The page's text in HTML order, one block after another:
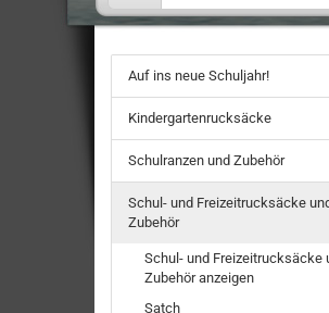
Auf ins neue Schuljahr!
Kindergartenrucksäcke
Schulranzen und Zubehör
Schul- und Freizeitrucksäcke
Zubehör
Schul- und Freizeitrucksäcke
Zubehör anzeigen
Satch